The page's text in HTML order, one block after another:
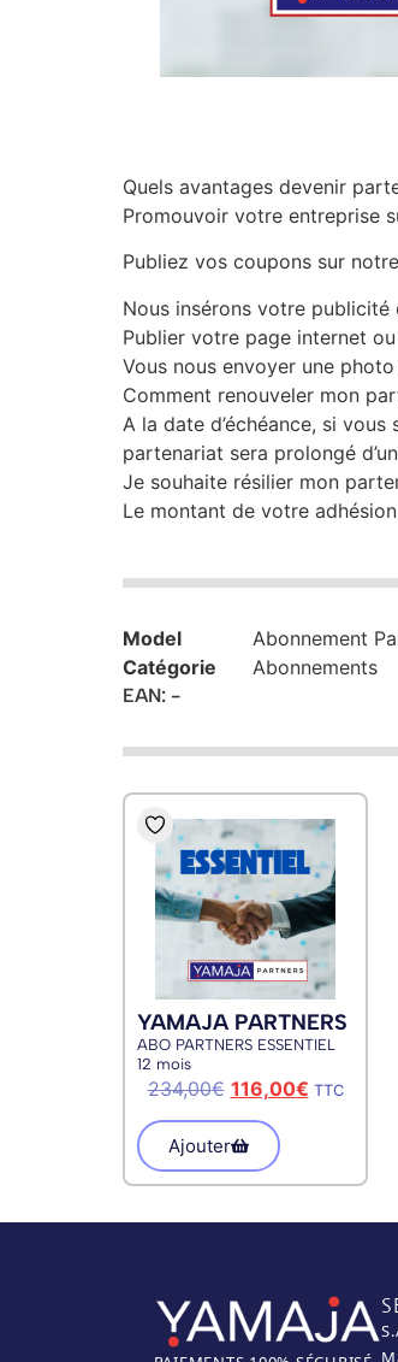
Quels avantages devenir
Promouvoir votre entreprise
Publiez vos coupons sur
Nous insérons votre publicité
Publier votre page internet
Vous nous envoyer une
Comment renouveler mon
A la date d’échéance, si
partenariat sera prolongé
Je souhaite résilier mon
Le montant de votre
Model
Abonnement
Catégorie
Abonnements
EAN: -
YAMAJA PARTNERS
ABO PARTNERS ESSENTIEL
12 mois
234,00€ 116,00€ TTC
Ajouter